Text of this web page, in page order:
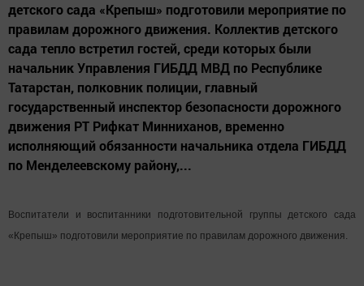
детского сада «Крепыш» подготовили мероприятие по
правилам дорожного движения. Коллектив детского
сада тепло встретил гостей, среди которых были
начальник Управления ГИБДД МВД по Республике
Татарстан, полковник полиции, главный
государственный инспектор безопасности дорожного
движения РТ Рифкат Минниханов, временно
исполняющий обязанности начальника отдела ГИБДД
по Менделеевскому району,...
Воспитатели и воспитанники подготовительной группы детского сада
«Крепыш» подготовили мероприятие по правилам дорожного движения.